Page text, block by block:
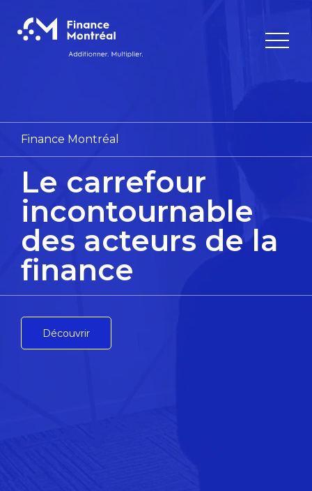
Finance Montréal
Le carrefour
incontournable
des acteurs de la
finance
Découvrir